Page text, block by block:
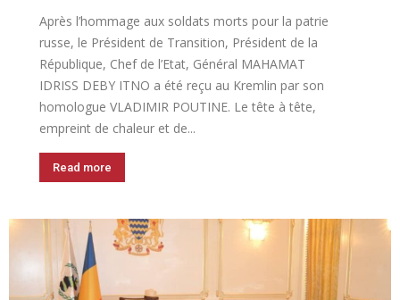
Après l’hommage aux soldats morts pour la patrie
russe, le Président de Transition, Président de la
République, Chef de l’Etat, Général MAHAMAT
IDRISS DEBY ITNO a été reçu au Kremlin par son
homologue VLADIMIR POUTINE. Le tête à tête,
empreint de chaleur et de...
Read more